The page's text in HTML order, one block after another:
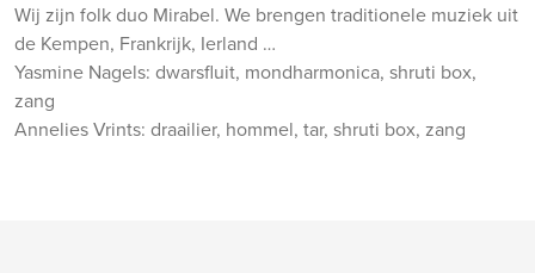
Wij zijn folk duo Mirabel. We brengen traditionele muziek uit
de Kempen, Frankrijk, Ierland …
Yasmine Nagels: dwarsfluit, mondharmonica, shruti box,
zang
Annelies Vrints: draailier, hommel, tar, shruti box, zang